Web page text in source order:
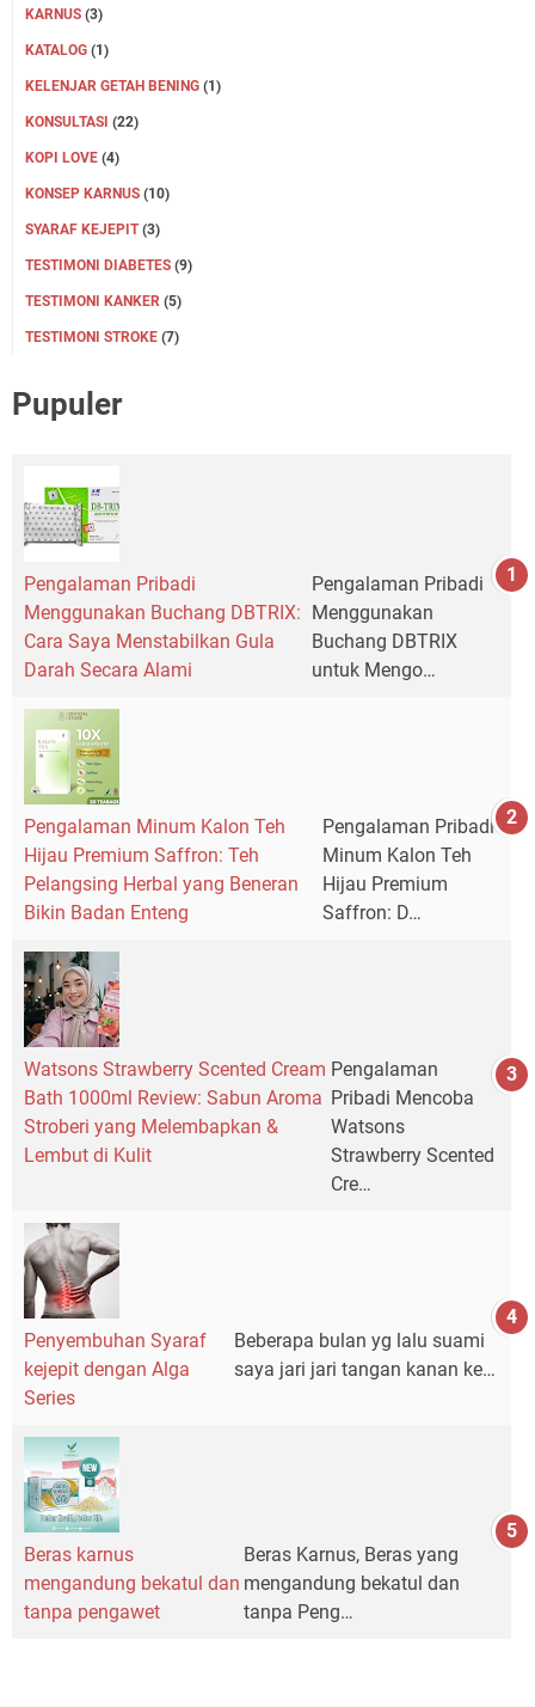
KARNUS (3)
KATALOG (1)
KELENJAR GETAH BENING (1)
KONSULTASI (22)
KOPI LOVE (4)
KONSEP KARNUS (10)
SYARAF KEJEPIT (3)
TESTIMONI DIABETES (9)
TESTIMONI KANKER (5)
TESTIMONI STROKE (7)
Pupuler
Pengalaman Pribadi
Menggunakan Buchang DBTRIX:
Cara Saya Menstabilkan Gula
Darah Secara Alami
Pengalaman Pribadi
Menggunakan
Buchang DBTRIX
untuk Mengo…
Pengalaman Minum Kalon Teh
Hijau Premium Saffron: Teh
Pelangsing Herbal yang Beneran
Bikin Badan Enteng
Pengalaman Pribadi
Minum Kalon Teh
Hijau Premium
Saffron: D…
Watsons Strawberry Scented Cream
Bath 1000ml Review: Sabun Aroma
Stroberi yang Melembapkan &
Lembut di Kulit
Pengalaman
Pribadi Mencoba
Watsons
Strawberry Scented
Cre…
Penyembuhan Syaraf
kejepit dengan Alga
Series
Beberapa bulan yg lalu suami
saya jari jari tangan kanan ke…
Beras karnus
mengandung bekatul dan
tanpa pengawet
Beras Karnus, Beras yang
mengandung bekatul dan
tanpa Peng…